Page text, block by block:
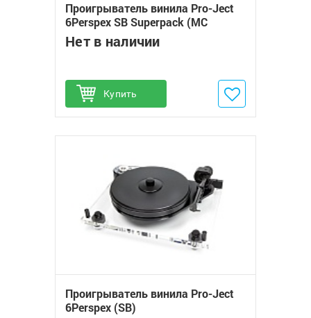
Проигрыватель винила Pro-Ject
6Perspex SB Superpack (MC
Quintet Blue)
Нет в наличии
Купить
Добавить в избранное
Проигрыватель винила Pro-Ject
6Perspex (SB)